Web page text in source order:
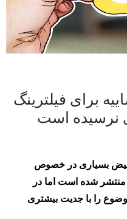
برای فیلترینگ
نرسیده است
بسیاری در خصوص
منتشر شده است اما در
را با جدیت بیشتری